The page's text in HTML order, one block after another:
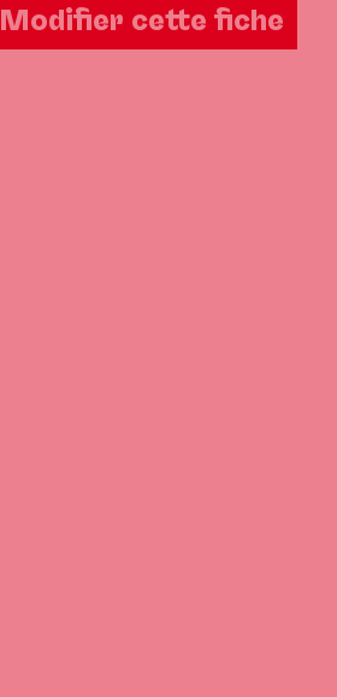
Modifier cette fiche